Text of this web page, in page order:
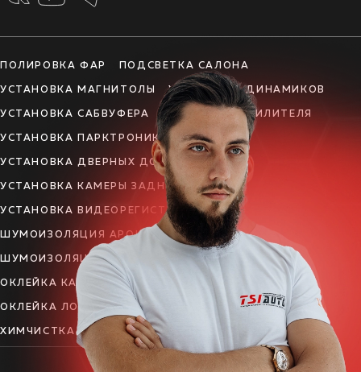
ПОЛИРОВКА ФАР ПОДСВЕТКА САЛОНА
УСТАНОВКА МАГНИТОЛЫ УСТАНОВКА ДИНАМИКОВ
УСТАНОВКА САБВУФЕРА УСТАНОВКА УСИЛИТЕЛЯ
УСТАНОВКА ПАРКТРОНИКА
УСТАНОВКА ДВЕРНЫХ ДОВОДЧИКОВ
УСТАНОВКА КАМЕРЫ ЗАДНЕГО ВИДА
УСТАНОВКА ВИДЕОРЕГИСТРАТОРА
ШУМОИЗОЛЯЦИЯ АРОК ШУМОИЗОЛЯЦИЯ ДВЕРЕЙ
ШУМОИЗОЛЯЦИЯ ПОЛА ШУМОИЗОЛЯЦИЯ КРЫШИ
ОКЛЕЙКА КАПОТА ОКЛЕЙКА КРЫШИ
ОКЛЕЙКА ЛОБОВОГО МОЙКА ДВИГАТЕЛЯ
ХИМЧИСТКА САЛОНА ПОЛИРОВКА КУЗОВА